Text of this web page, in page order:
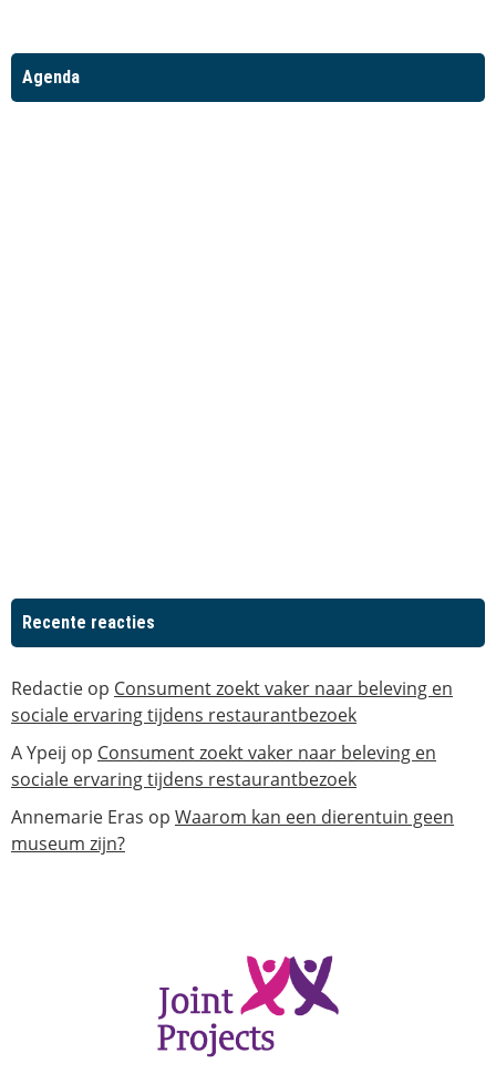
Agenda
Recente reacties
Redactie op Consument zoekt vaker naar beleving en
sociale ervaring tijdens restaurantbezoek
A Ypeij op Consument zoekt vaker naar beleving en
sociale ervaring tijdens restaurantbezoek
Annemarie Eras op Waarom kan een dierentuin geen
museum zijn?